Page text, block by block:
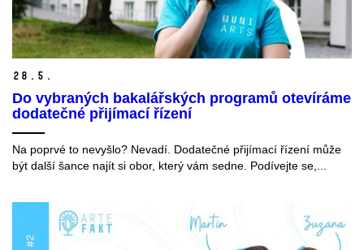
28. 5.
Do vybraných bakalářských programů otevíráme
dodatečné přijímací řízení
Na poprvé to nevyšlo? Nevadí. Dodatečné přijímací řízení může
být další šance najít si obor, který vám sedne. Podívejte se,...